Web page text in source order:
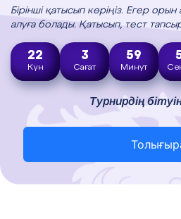
Бірінші қатысып көріңіз. Егер
алуға болады. Қатысып, тест
22
Күн
3
Сағат
59
Минут
Турнирдің